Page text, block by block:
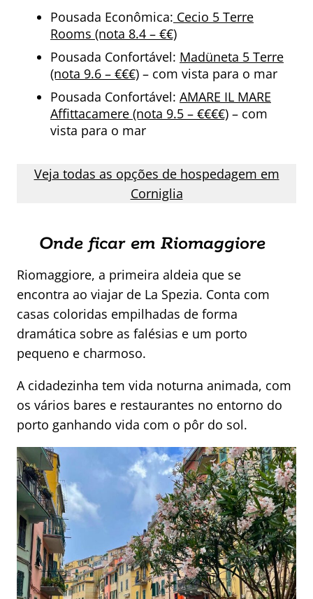
Pousada Econômica: Cecio 5 Terre
Rooms (nota 8.4 – €€)
Pousada Confortável: Madüneta 5 Terre
(nota 9.6 – €€€) – com vista para o mar
Pousada Confortável: AMARE IL MARE
Affittacamere (nota 9.5 – €€€€) – com
vista para o mar
Veja todas as opções de hospedagem em
Corniglia
Onde ficar em Riomaggiore
Riomaggiore, a primeira aldeia que se
encontra ao viajar de La Spezia. Conta com
casas coloridas empilhadas de forma
dramática sobre as falésias e um porto
pequeno e charmoso.
A cidadezinha tem vida noturna animada, com
os vários bares e restaurantes no entorno do
porto ganhando vida com o pôr do sol.